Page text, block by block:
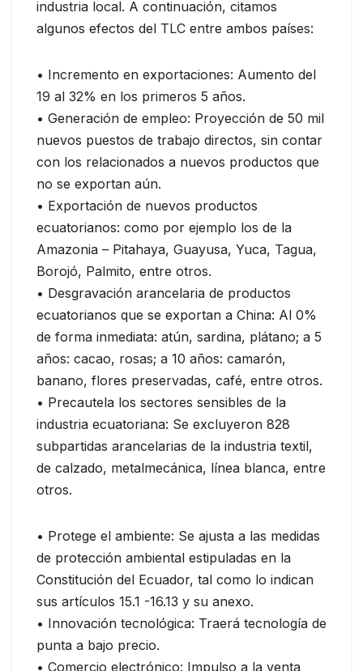
industria local. A continuación, citamos
algunos efectos del TLC entre ambos países:
• Incremento en exportaciones: Aumento del
19 al 32% en los primeros 5 años.
• Generación de empleo: Proyección de 50 mil
nuevos puestos de trabajo directos, sin contar
con los relacionados a nuevos productos que
no se exportan aún.
• Exportación de nuevos productos
ecuatorianos: como por ejemplo los de la
Amazonia – Pitahaya, Guayusa, Yuca, Tagua,
Borojó, Palmito, entre otros.
• Desgravación arancelaria de productos
ecuatorianos que se exportan a China: Al 0%
de forma inmediata: atún, sardina, plátano; a 5
años: cacao, rosas; a 10 años: camarón,
banano, flores preservadas, café, entre otros.
• Precautela los sectores sensibles de la
industria ecuatoriana: Se excluyeron 828
subpartidas arancelarias de la industria textil,
de calzado, metalmecánica, línea blanca, entre
otros.
• Protege el ambiente: Se ajusta a las medidas
de protección ambiental estipuladas en la
Constitución del Ecuador, tal como lo indican
sus artículos 15.1 -16.13 y su anexo.
• Innovación tecnológica: Traerá tecnología de
punta a bajo precio.
• Comercio electrónico: Impulso a la venta